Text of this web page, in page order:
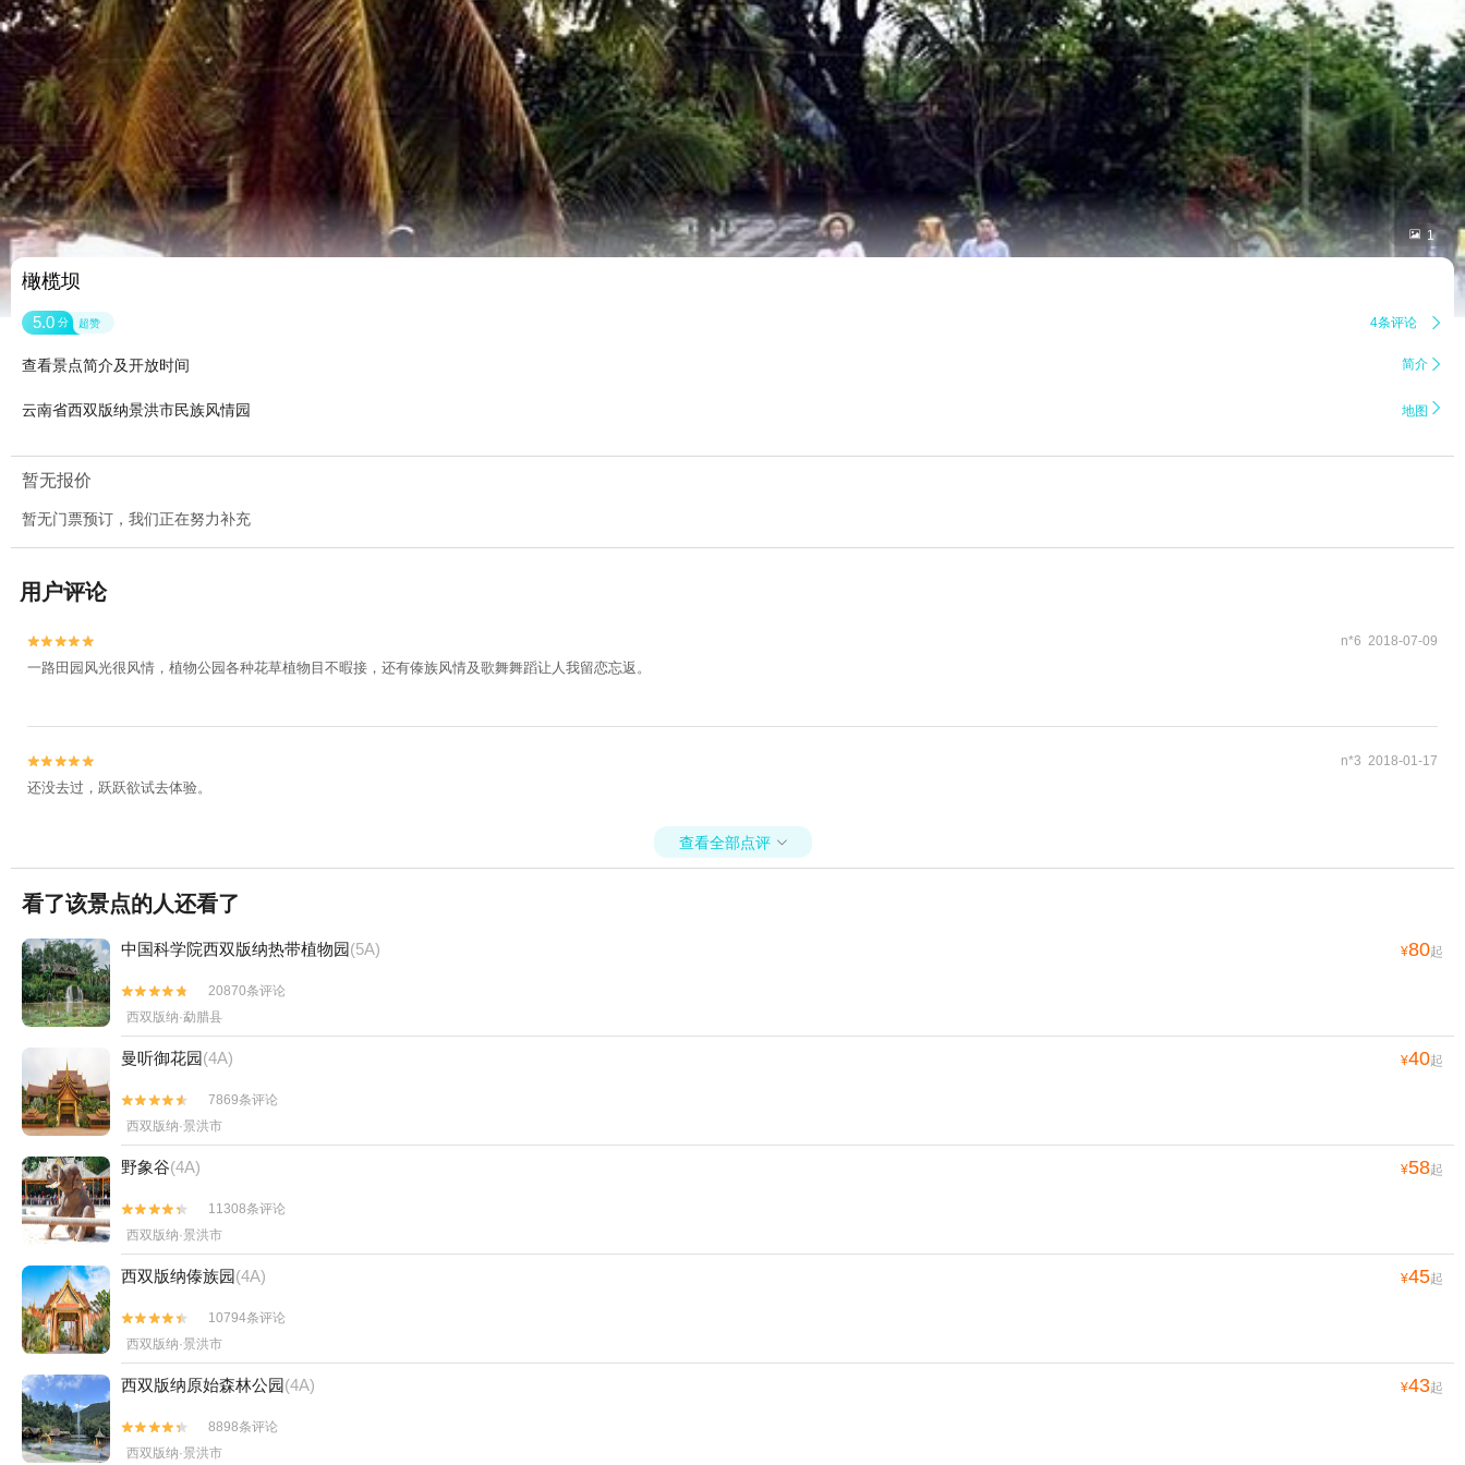
 1
橄榄坝
5.0 分 超赞 4条评论 
查看景点简介及开放时间 简介 
云南省西双版纳景洪市民族风情园 地图 
暂无报价
暂无门票预订，我们正在努力补充
用户评论

 n*6 2018-07-09
一路田园风光很风情，植物公园各种花草植物目不暇接，还有傣族风情及歌舞舞蹈让人我留恋忘返。

 n*3 2018-01-17
还没去过，跃跃欲试去体验。
查看全部点评 
看了该景点的人还看了
中国科学院西双版纳热带植物园(5A) ¥80起


20870条评论
西双版纳·勐腊县
曼听御花园(4A) ¥40起


7869条评论
西双版纳·景洪市
野象谷(4A) ¥58起


11308条评论
西双版纳·景洪市
西双版纳傣族园(4A) ¥45起


10794条评论
西双版纳·景洪市
西双版纳原始森林公园(4A) ¥43起


8898条评论
西双版纳·景洪市